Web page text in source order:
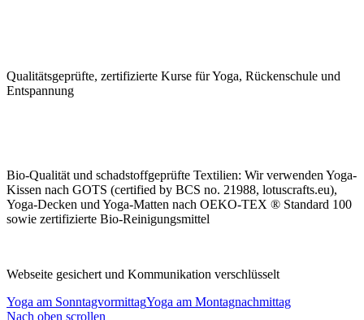
Qualitäts­geprüfte, zerti­fizierte Kurse für Yoga, Rücken­schule und
Ent­spannung
Bio-Qualität und schad­stoffge­prüfte Tex­tilien: Wir ver­wen­den Yoga-
Kissen nach GOTS (certified by BCS no. 21988, lotuscrafts.eu),
Yoga-Decken und Yoga-Matten nach OEKO-TEX ® Standard 100
sowie zerti­fizierte Bio-Rei­nigungs­mittel
Webseite gesichert und Kommunikation verschlüsselt
Yoga am SonntagvormittagYoga am Montagnachmittag
Nach oben scrollen